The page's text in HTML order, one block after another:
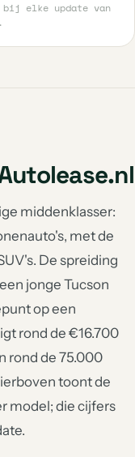
bij elke update van
middenklasser:
met de
De spreiding
jonge Tucson
op een
rond de €16.700
rond de 75.000
toont de
model; die cijfers